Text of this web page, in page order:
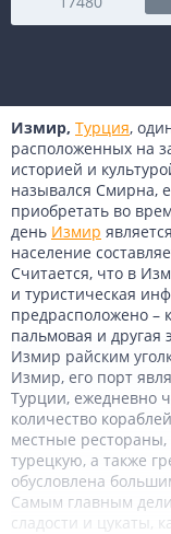
Измир, Турция,
расположенных на
историей и
назывался Смирна,
приобретать во
день Измир
население
Считается, что в
и туристическая
предрасположено –
пальмовая и другая
Измир райским
Измир, его порт
Турции, ежедневно
количество
местные
турецкую, а также
обусловлена
Самым главным
сладости и цукаты,